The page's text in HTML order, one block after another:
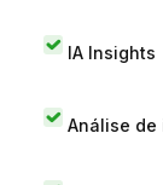
IA Insights
Análise de